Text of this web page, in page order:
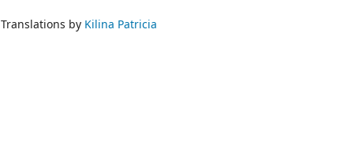
Translations by Kilina Patricia